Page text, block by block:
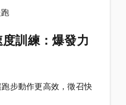
訓練：爆發力
步動作更高效，徵召快